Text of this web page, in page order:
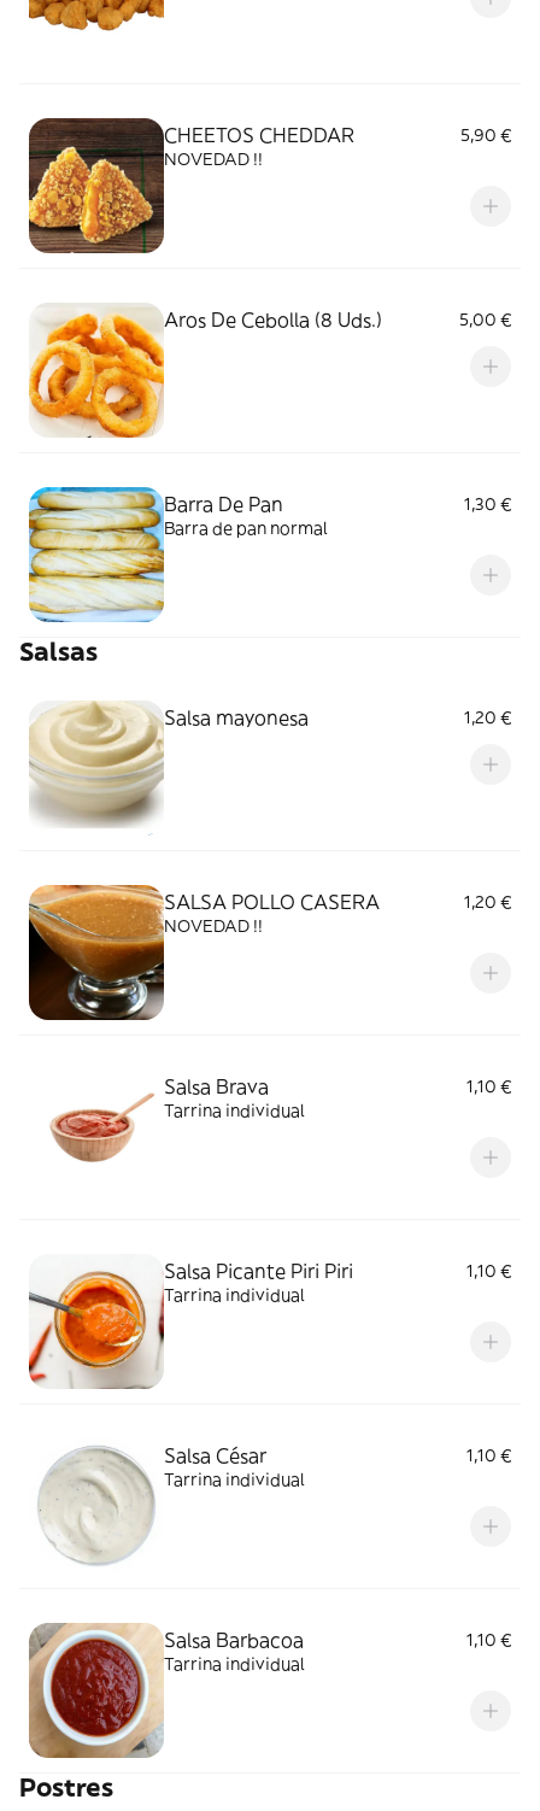
CHEETOS CHEDDAR
5,90 €
NOVEDAD !!
Aros De Cebolla (8 Uds.) 5,00 €
Barra De Pan
1,30 €
Barra de pan normal
Salsas
Salsa mayonesa 1,20 €
SALSA POLLO CASERA
1,20 €
NOVEDAD !!
Salsa Brava
1,10 €
Tarrina individual
Salsa Picante Piri Piri
1,10 €
Tarrina individual
Salsa César
1,10 €
Tarrina individual
Salsa Barbacoa
1,10 €
Tarrina individual
Postres